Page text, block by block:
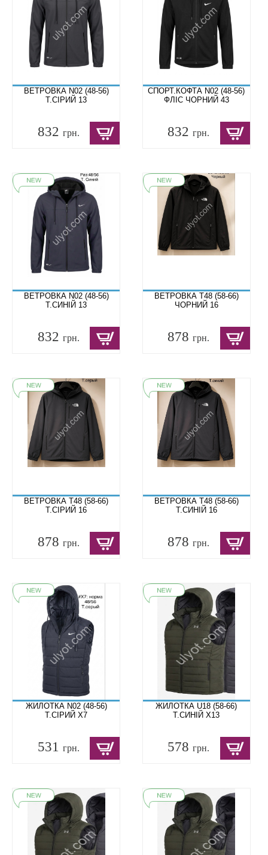
ВЕТРОВКА N02 (48-56)
Т.СІРИЙ 13
832 грн.
СПОРТ.КОФТА N02 (48-56)
ФЛІС ЧОРНИЙ 43
832грн.
ВЕТРОВКА N02 (48-56)
Т.СИНІЙ 13
832 грн.
ВЕТРОВКА T48 (58-66)
ЧОРНИЙ 16
878грн.
ВЕТРОВКА T48 (58-66)
Т.СІРИЙ 16
878 грн.
ВЕТРОВКА T48 (58-66)
Т.СИНІЙ 16
878грн.
ЖИЛОТКА N02 (48-56)
Т.СІРИЙ X7
531 грн.
ЖИЛОТКА U18 (58-66)
Т.СИНІЙ X13
578грн.